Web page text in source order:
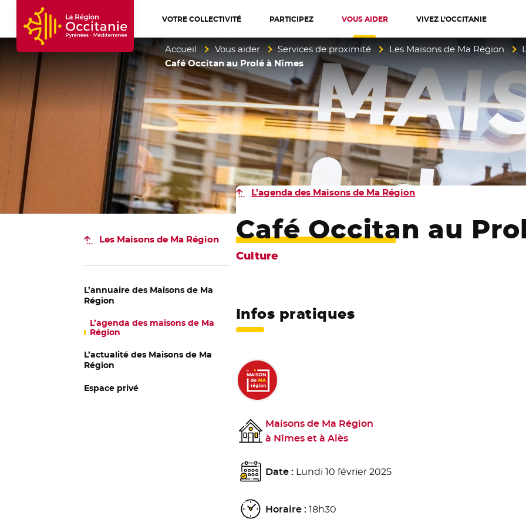
Accueil Région Occitanie / Pyrénées-Méditerranée
VOTRE COLLECTIVITÉ PARTICIPEZ VOUS AIDER VIVEZ L’OCCITANIE
Accueil Vous aider Services de proximité Les Maisons de Ma Région
Café Occitan au Prolé à Nîmes
Les Maisons de Ma Région
L’annuaire des Maisons de Ma
Région
L’agenda des maisons de Ma
Région
L’actualité des Maisons de Ma
Région
Espace privé
L’agenda des Maisons de Ma Région
Café Occitan au
Culture
Infos pratiques
Maisons de Ma Région
à Nîmes et à Alès
Date :Lundi 10 février 2025
Horaire :18h30